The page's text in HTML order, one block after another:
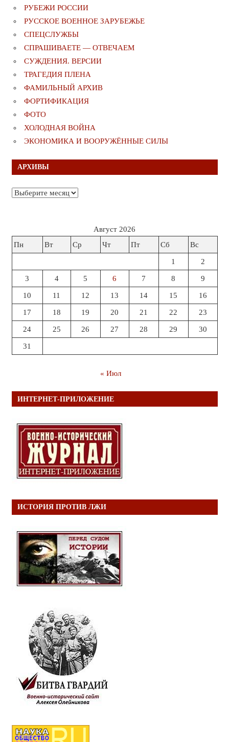
РУБЕЖИ РОССИИ
РУССКОЕ ВОЕННОЕ ЗАРУБЕЖЬЕ
СПЕЦСЛУЖБЫ
СПРАШИВАЕТЕ — ОТВЕЧАЕМ
СУЖДЕНИЯ. ВЕРСИИ
ТРАГЕДИЯ ПЛЕНА
ФАМИЛЬНЫЙ АРХИВ
ФОРТИФИКАЦИЯ
ФОТО
ХОЛОДНАЯ ВОЙНА
ЭКОНОМИКА И ВООРУЖЁННЫЕ СИЛЫ
АРХИВЫ
Архивы
Август 2026
Пн
Вт Ср Чт Пт Сб Вс
1 2
3 4 5 6 7 8 9
10 11 12 13 14 15 16
17 18 19 20 21 22 23
24 25 26 27 28 29 30
31
« Июл
ИНТЕРНЕТ-ПРИЛОЖЕНИЕ
ИСТОРИЯ ПРОТИВ ЛЖИ